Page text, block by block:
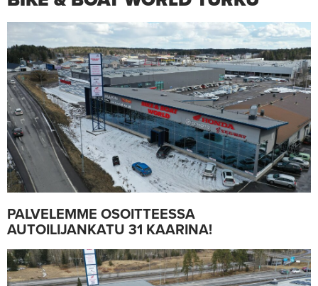
PALVELEMME OSOITTEESSA
AUTOILIJANKATU 31 KAARINA!